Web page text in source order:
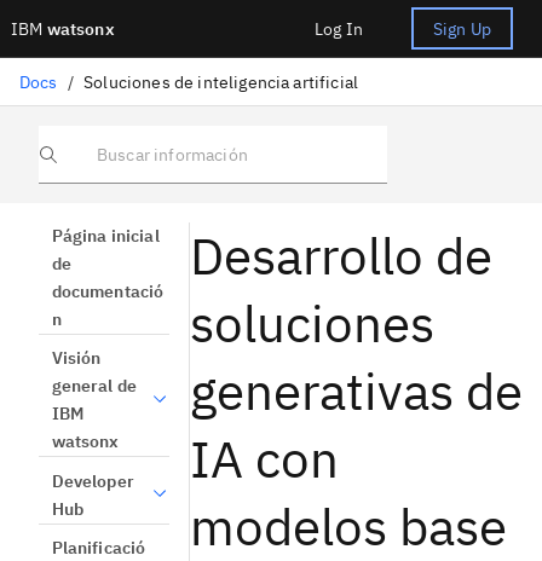
IBM watsonx Log In Sign Up
Docs / Soluciones de inteligencia artificial
Buscar información
Página inicial
de
documentació
n
Visión
general de
IBM
watsonx
Developer
Hub
Planificació
Desarrollo de
soluciones
generativas de
IA con
modelos base